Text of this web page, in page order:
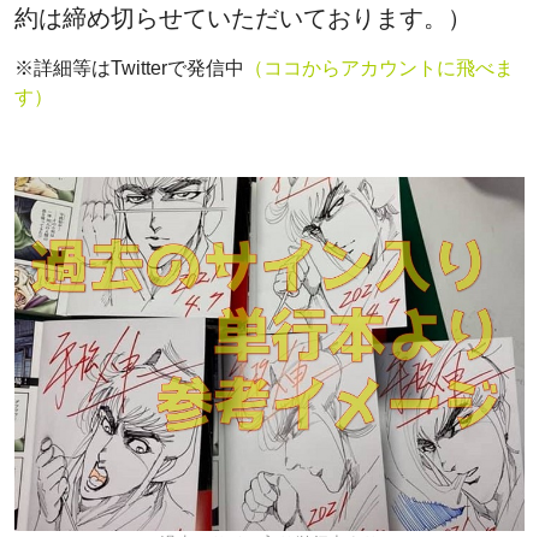
約は締め切らせていただいております。）
※詳細等はTwitterで発信中
（ココからアカウントに飛べま
す）